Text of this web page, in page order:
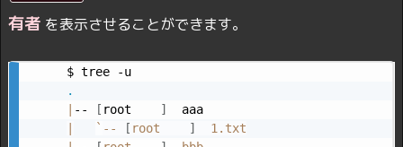
有者 を表示させることができます。
.
-- [ root ]
` -- [ root ]